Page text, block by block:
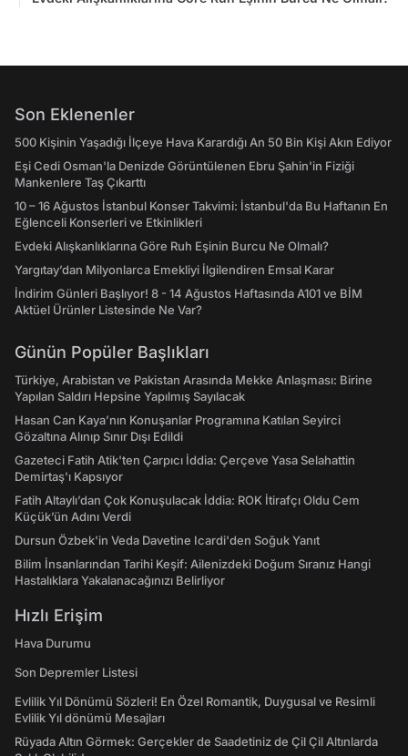
Son Eklenenler
500 Kişinin Yaşadığı İlçeye Hava Karardığı An 50 Bin Kişi Akın Ediyor
Eşi Cedi Osman'la Denizde Görüntülenen Ebru Şahin'in Fiziği
Mankenlere Taş Çıkarttı
10 – 16 Ağustos İstanbul Konser Takvimi: İstanbul'da Bu Haftanın En
Eğlenceli Konserleri ve Etkinlikleri
Evdeki Alışkanlıklarına Göre Ruh Eşinin Burcu Ne Olmalı?
Yargıtay’dan Milyonlarca Emekliyi İlgilendiren Emsal Karar
İndirim Günleri Başlıyor! 8 - 14 Ağustos Haftasında A101 ve BİM
Aktüel Ürünler Listesinde Ne Var?
Günün Popüler Başlıkları
Türkiye, Arabistan ve Pakistan Arasında Mekke Anlaşması: Birine
Yapılan Saldırı Hepsine Yapılmış Sayılacak
Hasan Can Kaya’nın Konuşanlar Programına Katılan Seyirci
Gözaltına Alınıp Sınır Dışı Edildi
Gazeteci Fatih Atik'ten Çarpıcı İddia: Çerçeve Yasa Selahattin
Demirtaş'ı Kapsıyor
Fatih Altaylı’dan Çok Konuşulacak İddia: ROK İtirafçı Oldu Cem
Küçük’ün Adını Verdi
Dursun Özbek'in Veda Davetine Icardi'den Soğuk Yanıt
Bilim İnsanlarından Tarihi Keşif: Ailenizdeki Doğum Sıranız Hangi
Hastalıklara Yakalanacağınızı Belirliyor
Hızlı Erişim
Hava Durumu
Son Depremler Listesi
Evlilik Yıl Dönümü Sözleri! En Özel Romantik, Duygusal ve Resimli
Evlilik Yıl dönümü Mesajları
Rüyada Altın Görmek: Gerçekler de Saadetiniz de Çil Çil Altınlarda